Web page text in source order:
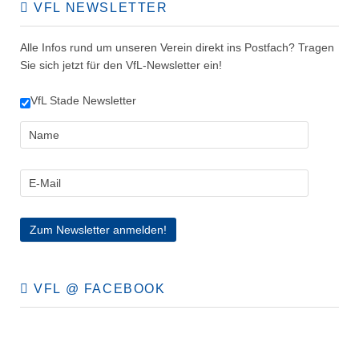
VFL NEWSLETTER
Alle Infos rund um unseren Verein direkt ins Postfach? Tragen
Sie sich jetzt für den VfL-Newsletter ein!
VfL Stade Newsletter
VFL @ FACEBOOK